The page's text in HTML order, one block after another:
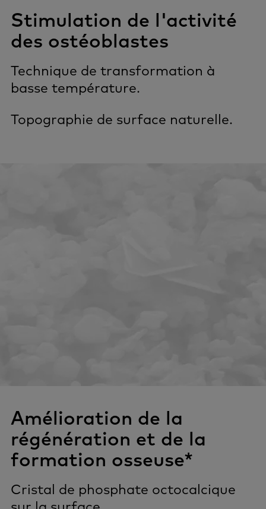
Stimulation de l'activité
des ostéoblastes
Technique de transformation à
basse température.
Topographie de surface naturelle.
Amélioration de la
régénération et de la
formation osseuse*
Cristal de phosphate octocalcique